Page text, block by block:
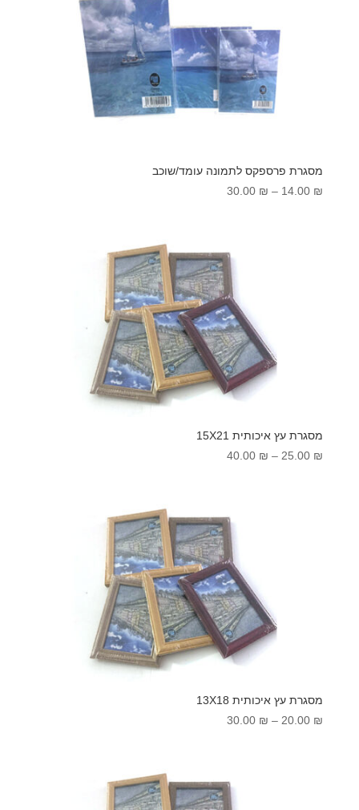
מסגרת פרספקס לתמונה עומד/שוכב
14.00 ₪
–
30.00 ₪
טווח
מסגרת עץ איכותית 15X21
25.00 ₪
–
40.00 ₪
טווח
מסגרת עץ איכותית 13X18
20.00 ₪
–
30.00 ₪
טווח